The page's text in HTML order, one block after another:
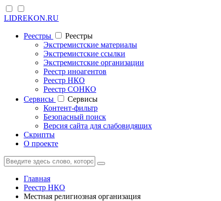
LIDREKON.RU
Реестры
Реестры
Экстремистские материалы
Экстремистские ссылки
Экстремистские организации
Реестр иноагентов
Реестр НКО
Реестр СОНКО
Cервисы
Cервисы
Контент-фильтр
Безопасный поиск
Версия сайта для слабовидящих
Скрипты
О проекте
Главная
Реестр НКО
Местная религиозная организация